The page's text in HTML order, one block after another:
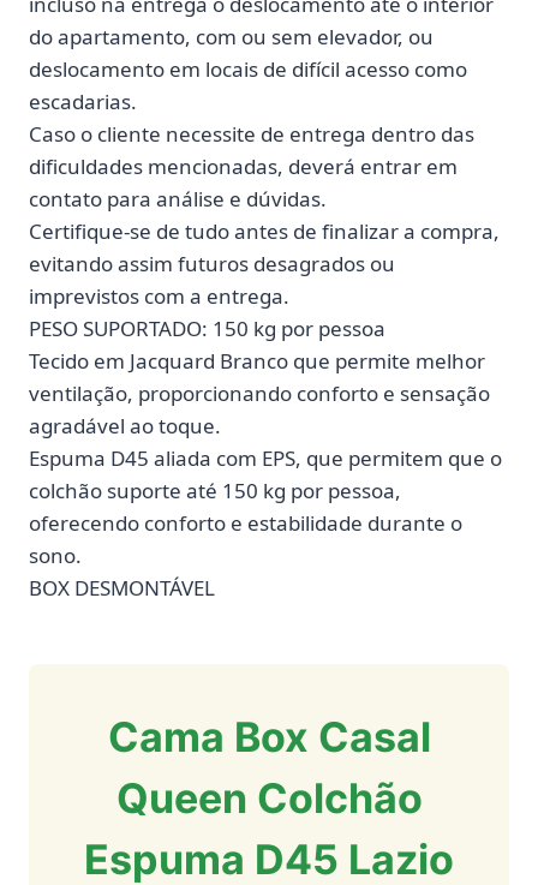
do apartamento, com ou sem elevador, ou
deslocamento em locais de difícil acesso como
escadarias.
Caso o cliente necessite de entrega dentro das
dificuldades mencionadas, deverá entrar em
contato para análise e dúvidas.
Certifique-se de tudo antes de finalizar a compra,
evitando assim futuros desagrados ou
imprevistos com a entrega.
PESO SUPORTADO: 150 kg por pessoa
Tecido em Jacquard Branco que permite melhor
ventilação, proporcionando conforto e sensação
agradável ao toque.
Espuma D45 aliada com EPS, que permitem que o
colchão suporte até 150 kg por pessoa,
oferecendo conforto e estabilidade durante o
sono.
BOX DESMONTÁVEL
Cama Box Casal
Queen Colchão
Espuma D45 Lazio